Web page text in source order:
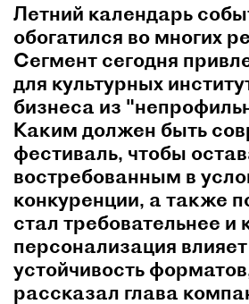
Летний календарь
обогатился во многих
Сегмент сегодня
для культурных
бизнеса из
Каким должен быть
фестиваль, чтобы
востребованным в
конкуренции, а также
стал требовательнее и
персонализация
устойчивость
рассказал глава